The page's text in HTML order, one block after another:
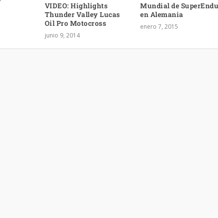
VIDEO: Highlights
Thunder Valley Lucas
Oil Pro Motocross
junio 9, 2014
Mundial de
en Alemania
enero 7, 2015